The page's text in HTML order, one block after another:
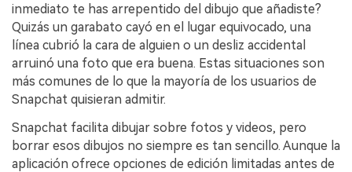
inmediato te has arrepentido del dibujo que añadiste?
Quizás un garabato cayó en el lugar equivocado, una
línea cubrió la cara de alguien o un desliz accidental
arruinó una foto que era buena. Estas situaciones son
más comunes de lo que la mayoría de los usuarios de
Snapchat quisieran admitir.
Snapchat facilita dibujar sobre fotos y videos, pero
borrar esos dibujos no siempre es tan sencillo. Aunque la
aplicación ofrece opciones de edición limitadas antes de